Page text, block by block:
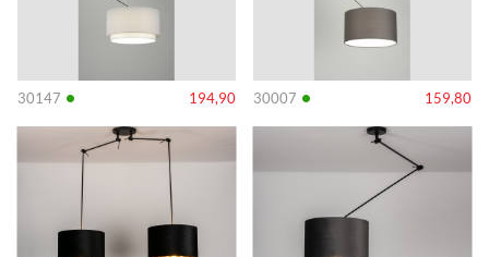
30147 • 194,90 30007 • 159,80
Info Info